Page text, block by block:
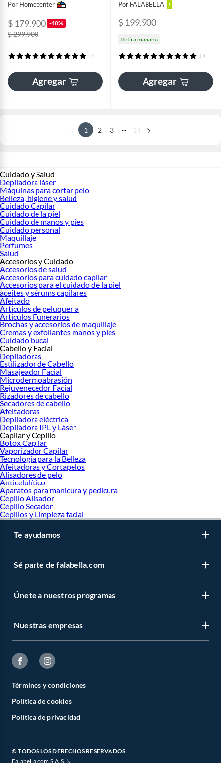
Por Homecenter
$ 179.900 -40%
$ 299.900
(7)
Agregar
Por FALABELLA
$ 199.900
Retira mañana
(5)
Agregar
1 2 3 ... 14
Cuidado y Salud
Depiladora láser
Máquinas para cortar pelo
Belleza, higiene y salud
Cuidado Capilar
Cuidado de la piel
Cuidado de manos y pies
Cuidado personal
Maquillaje
Perfumes
Salud
Accesorios y Cuidado
Accesorios de salud
Accesorios para cuidado capilar
Accesorios para el cuidado de la piel
aceites y sérums capilares
Afeitado
Articulos de peluqueria
Artículos Funerarios
Brochas y accesorios de maquillaje
Cremas y exfoliantes manos y pies
Cuidado bucal
Cabello y Facial
Depiladoras
Estilizador de Cabello
Masajeador Facial
Microdermoabrasión
Rejuvenecedor Facial
Rizadores de cabello
Secadores de cabello
Afeitadoras
Depiladora eléctrica
Depiladora IPL y Láser
Capilar y Cepillo
Botox Capilar
Vaporizador Capilar
Tecnología para la Belleza
Afeitadoras y Cortapelos
Alisadores de pelo
Anticelulítico
Aparatos para manicura y pedicura
Cepillo Alisador
Cepillo Secador
Cepillos y Limpieza facial
Te ayudamos
Sé parte de falabella.com
Únete a nuestros programas
Nuestras empresas
Términos y condiciones
Política de cookies
Política de privacidad
© TODOS LOS DERECHOS RESERVADOS
Falabella.com S.A.S. N